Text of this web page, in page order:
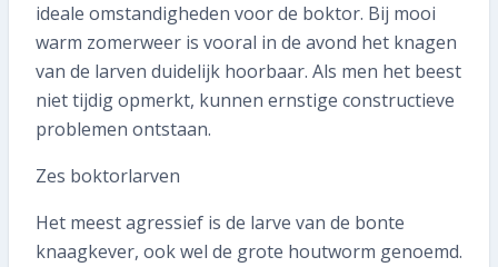
ideale omstandigheden voor de boktor. Bij mooi
warm zomerweer is vooral in de avond het knagen
van de larven duidelijk hoorbaar. Als men het beest
niet tijdig opmerkt, kunnen ernstige constructieve
problemen ontstaan.
Zes boktorlarven
Het meest agressief is de larve van de bonte
knaagkever, ook wel de grote houtworm genoemd.